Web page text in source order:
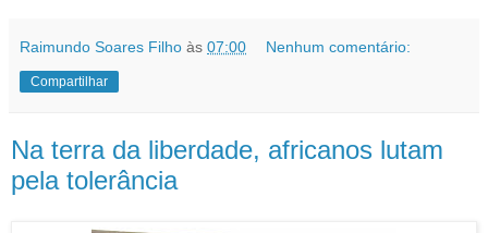
Raimundo Soares Filho às 07:00 Nenhum comentário:
Compartilhar
Na terra da liberdade, africanos lutam
pela tolerância